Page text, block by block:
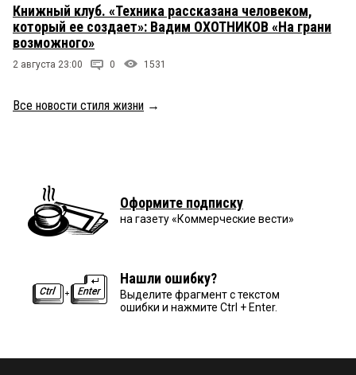
Книжный клуб. «Техника рассказана человеком,
который ее создает»: Вадим ОХОТНИКОВ «На грани
возможного»
2 августа 23:00 0 1531
Все новости стиля жизни →
Оформите подписку
на газету «Коммерческие вести»
Нашли ошибку?
Выделите фрагмент с текстом
ошибки и нажмите Ctrl + Enter.